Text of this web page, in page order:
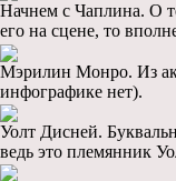
Начнем с Чаплина. О
его на сцене, то
Мэрилин Монро. Из
инфографике нет).
Уолт Дисней.
ведь это племянник